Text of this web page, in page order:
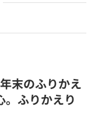
末のふりかえ
ふりかえり